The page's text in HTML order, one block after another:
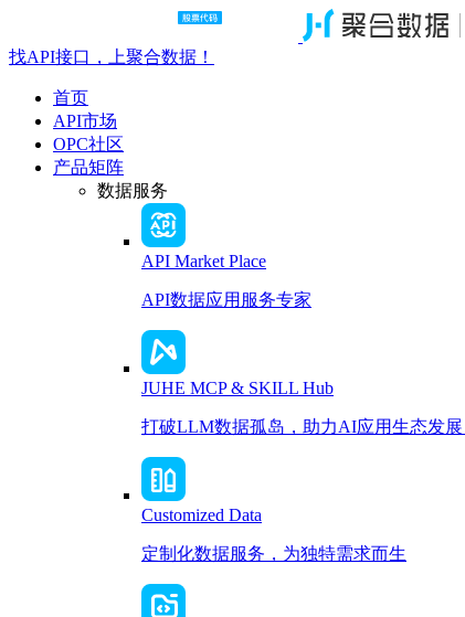
找API接口，上聚合数据！
首页
API市场
OPC社区
产品矩阵
数据服务
API Market Place
API数据应用服务专家
JUHE MCP & SKILL Hub
打破LLM数据孤岛，助力AI应用生态发展
Customized Data
定制化数据服务，为独特需求而生